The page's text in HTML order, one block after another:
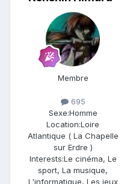
Membre
695
Sexe:Homme
Location:Loire
Atlantique ( La Chapelle
sur Erdre )
Interests:Le cinéma, Le
sport, La musique,
L'informatique, Les jeux